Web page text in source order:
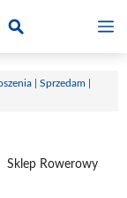
| Sprzedam |
Sklep Rowerowy